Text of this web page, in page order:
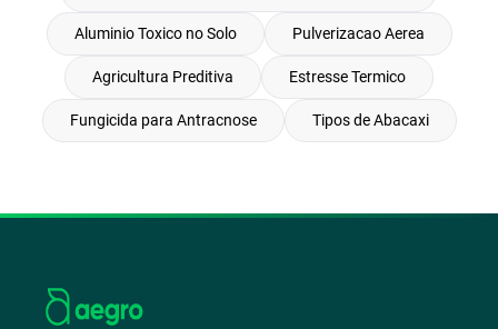
Aluminio Toxico no Solo Pulverizacao Aerea
Agricultura Preditiva Estresse Termico
Fungicida para Antracnose Tipos de Abacaxi